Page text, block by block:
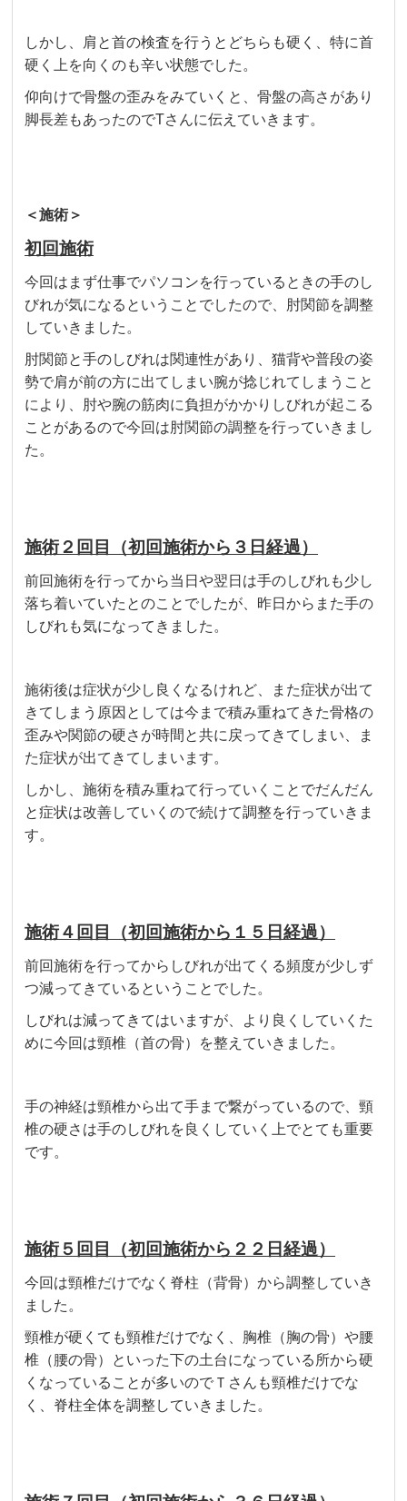
しかし、肩と首の検査を行うとどちらも硬く、特に首
硬く上を向くのも辛い状態でした。
仰向けで骨盤の歪みをみていくと、骨盤の高さがあり
脚長差もあったのでTさんに伝えていきます。
＜施術＞
初回施術
今回はまず仕事でパソコンを行っているときの手のし
びれが気になるということでしたので、肘関節を調整
していきました。
肘関節と手のしびれは関連性があり、猫背や普段の姿
勢で肩が前の方に出てしまい腕が捻じれてしまうこと
により、肘や腕の筋肉に負担がかかりしびれが起こる
ことがあるので今回は肘関節の調整を行っていきまし
た。
施術２回目（初回施術から３日経過）
前回施術を行ってから当日や翌日は手のしびれも少し
落ち着いていたとのことでしたが、昨日からまた手の
しびれも気になってきました。
施術後は症状が少し良くなるけれど、また症状が出て
きてしまう原因としては今まで積み重ねてきた骨格の
歪みや関節の硬さが時間と共に戻ってきてしまい、ま
た症状が出てきてしまいます。
しかし、施術を積み重ねて行っていくことでだんだん
と症状は改善していくので続けて調整を行っていきま
す。
施術４回目（初回施術から１５日経過）
前回施術を行ってからしびれが出てくる頻度が少しず
つ減ってきているということでした。
しびれは減ってきてはいますが、より良くしていくた
めに今回は頸椎（首の骨）を整えていきました。
手の神経は頸椎から出て手まで繋がっているので、頸
椎の硬さは手のしびれを良くしていく上でとても重要
です。
施術５回目（初回施術から２２日経過）
今回は頸椎だけでなく脊柱（背骨）から調整していき
ました。
頸椎が硬くても頸椎だけでなく、胸椎（胸の骨）や腰
椎（腰の骨）といった下の土台になっている所から硬
くなっていることが多いのでＴさんも頸椎だけでな
く、脊柱全体を調整していきました。